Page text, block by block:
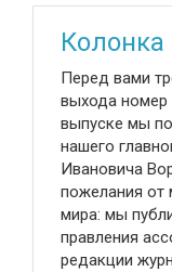
Колонка
Перед вами
выхода номер
выпуске мы
нашего
Ивановича
пожелания от
мира: мы
правления
редакции